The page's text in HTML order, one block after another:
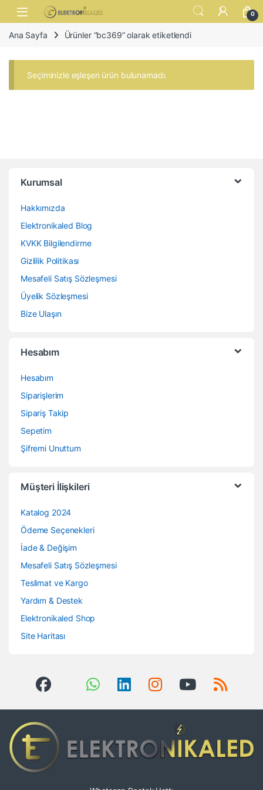
Skip to navigation
Skip to content
Open 0
Ana Sayfa Ürünler “bc369” olarak etiketlendi
Seçiminizle eşleşen ürün bulunamadı.
Kurumsal
Hakkımızda
Elektronikaled Blog
KVKK Bilgilendirme
Gizlilik Politikası
Mesafeli Satış Sözleşmesi
Üyelik Sözleşmesi
Bize Ulaşın
Hesabım
Hesabım
Siparişlerim
Sipariş Takip
Sepetim
Şifremi Unuttum
Müşteri İlişkileri
Katalog 2024
Ödeme Seçenekleri
İade & Değişim
Mesafeli Satış Sözleşmesi
Teslimat ve Kargo
Yardım & Destek
Elektronikaled Shop
Site Haritası